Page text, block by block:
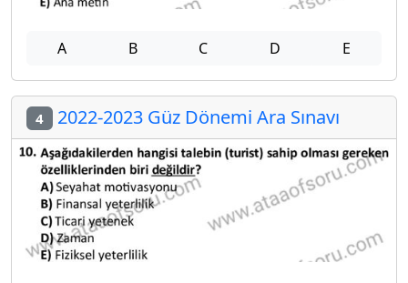
A B C D E
4 2022-2023 Güz Dönemi Ara Sınavı